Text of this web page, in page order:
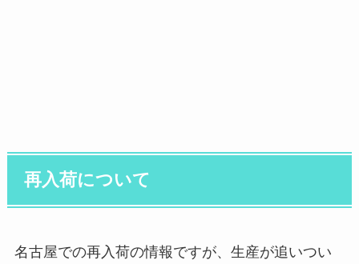
再入荷について
名古屋での再入荷の情報ですが、生産が追いつい